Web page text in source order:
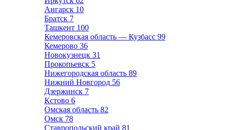
Ангарск 10
Братск 7
Ташкент 100
Кемеровская область — Кузбасс 99
Кемерово 36
Новокузнецк 31
Прокопьевск 5
Нижегородская область 89
Нижний Новгород 56
Дзержинск 7
Кстово 6
Омская область 82
Омск 78
Ставропольский край 81